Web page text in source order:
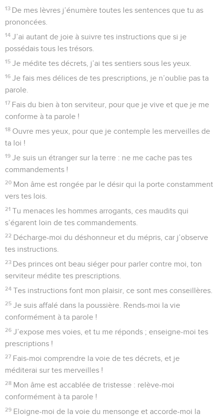
13 De mes lèvres j’énumère toutes les sentences que tu as
prononcées.
14 J’ai autant de joie à suivre tes instructions que si je
possédais tous les trésors.
15 Je médite tes décrets, j’ai tes sentiers sous les yeux.
16 Je fais mes délices de tes prescriptions, je n’oublie pas ta
parole.
17 Fais du bien à ton serviteur, pour que je vive et que je me
conforme à ta parole !
18 Ouvre mes yeux, pour que je contemple les merveilles de
ta loi !
19 Je suis un étranger sur la terre : ne me cache pas tes
commandements !
20 Mon âme est rongée par le désir qui la porte constamment
vers tes lois.
21 Tu menaces les hommes arrogants, ces maudits qui
s’égarent loin de tes commandements.
22 Décharge-moi du déshonneur et du mépris, car j’observe
tes instructions.
23 Des princes ont beau siéger pour parler contre moi, ton
serviteur médite tes prescriptions.
24 Tes instructions font mon plaisir, ce sont mes conseillères.
25 Je suis affalé dans la poussière. Rends-moi la vie
conformément à ta parole !
26 J’expose mes voies, et tu me réponds ; enseigne-moi tes
prescriptions !
27 Fais-moi comprendre la voie de tes décrets, et je
méditerai sur tes merveilles !
28 Mon âme est accablée de tristesse : relève-moi
conformément à ta parole !
29 Eloigne-moi de la voie du mensonge et accorde-moi la